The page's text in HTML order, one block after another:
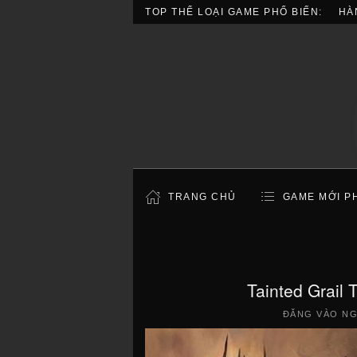
TOP THỂ LOẠI GAME PHỔ BIẾN:
TRANG CHỦ GAME MỚI
Tainted Grail
ĐĂNG VÀO